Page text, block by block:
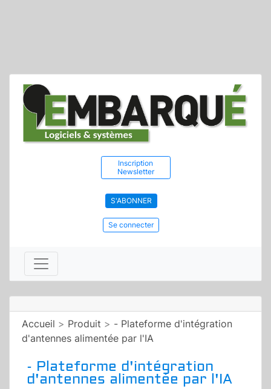
Inscription
Newsletter
S'ABONNER
Se connecter
Accueil > Produit > - Plateforme d'intégration
d'antennes alimentée par l'IA
- Plateforme d'intégration
d'antennes alimentée par l'IA